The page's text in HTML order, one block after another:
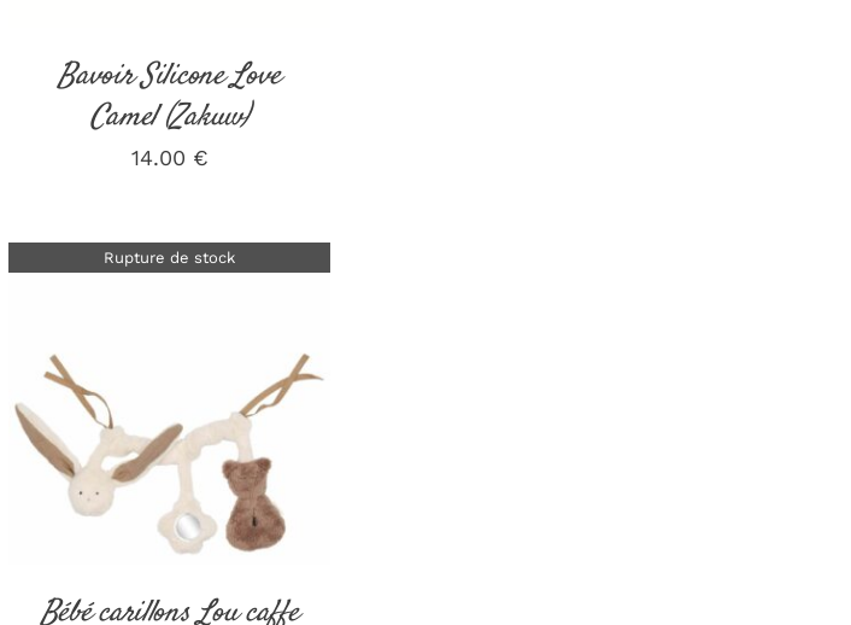
Bavoir Silicone Love
Camel (Zakuw)
14.00 €
Rupture de stock
Bébé carillons Lou caffe